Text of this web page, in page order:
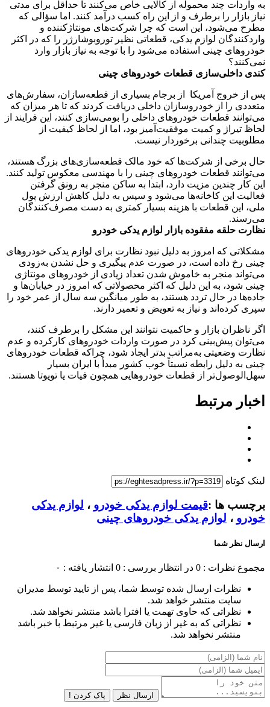
به واردات چند محموله از کالایی خاص می‌کنند تا حداقل برای مدتی
نیاز بازار را برطرف و از این راه کسب درآمد کنند. اما سؤالی که
مطرح می‌شود، این است که چرا شرکت‌های مونتاژکننده و
واردکنندگان لوازم یدکی، قطعاتی نظیر توروبوشارژر را که در اکثر
خودروهای چینی استفاده می‌شود را با توجه به نیاز بازار وارد
نمی‌کنند؟
کندی داخلی‌سازی قطعات خودروهای چینی
پس از خروج آمریکا از برجام بسیاری از قطعه‌سازان، سفارش‌های
متعددی را از خودروسازان داخلی دریافت کردند که تا هر میزان که
می‌توانند قطعات خودروهای داخلی را بومی‌سازی کنند، این فرایند از
لحاظ تیراژ و کمیت موفقیت‌آمیز بود، اما از لحاظ کیفیت از
مطلوبیت چندانی برخوردار نیست.
حال برخی از شرکت‌ها که خود مالک قطعه‌سازی‌های بزرگ هستند،
می‌توانند قطعات خودروهای چینی را با مهندسی معکوس تولید کنند.
این کار چندین مزیت دارد، ابتدا به ساکن منجر به رونق گرفتن
فعالیت این کاخانه‌ها می‌شود و سپس به دلیل کاهش ارزش پول
ملی، این قطعات با هزینه بسیار کمتری به دست مصرف‌کنندگان
می‌رسند.
نظارت حلقه مفقوده بازار لوازم یدکی خودرو
مشکلاتی که امروز به دلیل نبود نظارت برای لوازم یدکی خودروهای
چینی رخ داده است، در صورت عدم پیگیری و حل نشدن به‌زودی
می‌تواند منجر به خاموش شدن تعداد زیادی از خودروهای مونتاژی
چینی شود، به این دلیل که اکثر محصولاتی که امروز در خیابان‌ها و
جاده‌ها در حال تردد هستند، به طور میانگین سه سال از عمر خود را
سپری کرده‌اند و نیاز به تعویض و تعمیر دارند.
اگر ناظران بازار و حاکمیت نتوانند این مشکل را برطرف کنند،
می‌توان پیش‌بینی کرد در صورت واردات خودروهای کارکرده و عدم
نظارت وضعیتی به‌مراتب بدتر ایجاد شود، چراکه قطعات خودروهای
چینی به دلیل رابطه نسبتاً خوب کشور مبدأ با ایران بسیار
سهل‌الوصول‌تر از قطعات خودروهایی همچون فیات یا تویوتا هستند.
اخبار مرتبط
لینک کوتاه
برچسب ها :قیمت لوازم یدکی خودرو ، لوازم یدکی
خودرو ، لوازم یدکی خودروهای چینی
ارسال نظر شما
مجموع نظرات : 0 در انتظار بررسی : 0 انتشار یافته : ۰
نظرات ارسال شده توسط شما، پس از تایید توسط مدیران
سایت منتشر خواهد شد.
نظراتی که حاوی تهمت یا افترا باشد منتشر نخواهد شد.
نظراتی که به غیر از زبان فارسی یا غیر مرتبط با خبر باشد
منتشر نخواهد شد.
ارسال نظر پاک کردن !